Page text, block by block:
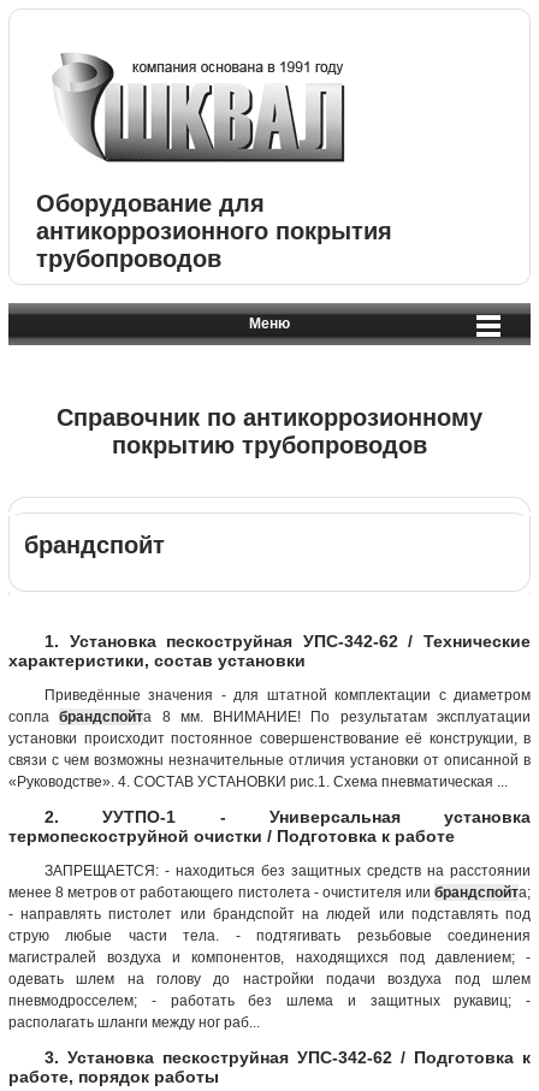
Оборудование для
антикоррозионного покрытия
трубопроводов
Меню
Справочник по антикоррозионному
покрытию трубопроводов
брандспойт
1. Установка пескоструйная УПС-342-62 / Технические
характеристики, состав установки
Приведённые значения - для штатной комплектации с диаметром
соплабрандспойта 8 мм. ВНИМАНИЕ! По результатам эксплуатации
установки происходит постоянное совершенствование её конструкции, в
связи с чем возможны незначительные отличия установки от описанной в
«Руководстве». 4. СОСТАВ УСТАНОВКИ рис.1. Схема пневматическая ...
2. УУТПО-1 - Универсальная установка
термопескоструйной очистки / Подготовка к работе
ЗАПРЕЩАЕТСЯ: - находиться без защитных средств на расстоянии
менее 8 метров от работающего пистолета - очистителя или брандспойта;
- направлять пистолет или брандспойт на людей или подставлять под
струю любые части тела. - подтягивать резьбовые соединения
магистралей воздуха и компонентов, находящихся под давлением; -
одевать шлем на голову до настройки подачи воздуха под шлем
пневмодросселем; - работать без шлема и защитных рукавиц; -
располагать шланги между ног раб...
3. Установка пескоструйная УПС-342-62 / Подготовка к
работе, порядок работы